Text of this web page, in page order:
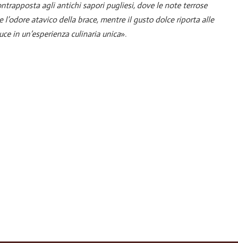
agli antichi sapori pugliesi, dove le note terrose
atavico della brace, mentre il gusto dolce riporta alle
in un’esperienza culinaria unica».